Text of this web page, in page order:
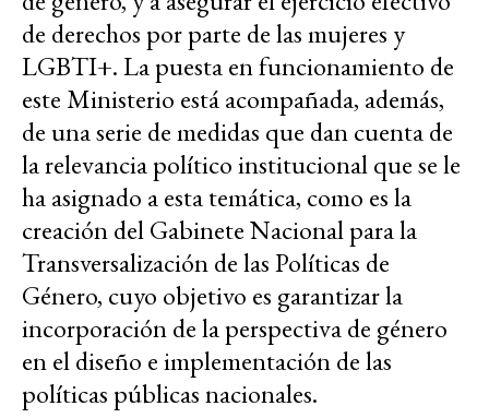
de derechos por parte de las mujeres y
LGBTI+. La puesta en funcionamiento de
este Ministerio está acompañada, además,
de una serie de medidas que dan cuenta de
la relevancia político institucional que se le
ha asignado a esta temática, como es la
creación del Gabinete Nacional para la
Transversalización de las Políticas de
Género, cuyo objetivo es garantizar la
incorporación de la perspectiva de género
en el diseño e implementación de las
políticas públicas nacionales.